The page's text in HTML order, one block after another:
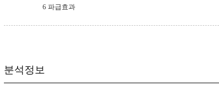
6 파급효과
분석정보